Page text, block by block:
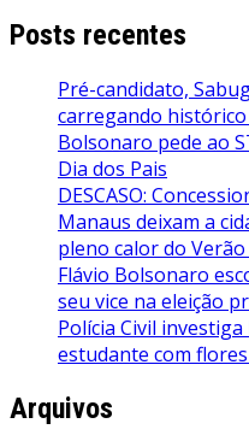
Posts recentes
Pré-candidato,
carregando
Bolsonaro pede ao
Dia dos Pais
DESCASO:
Manaus deixam a
pleno calor do
Flávio Bolsonaro
seu vice na eleição
Polícia Civil
estudante com
Arquivos